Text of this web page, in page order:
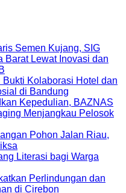
Semen Kujang, SIG
Barat Lewat Inovasi dan
Kolaborasi Hotel dan
di Bandung
Kepedulian, BAZNAS
Menjangkau Pelosok
Pohon Jalan Riau,
Literasi bagi Warga
Perlindungan dan
di Cirebon